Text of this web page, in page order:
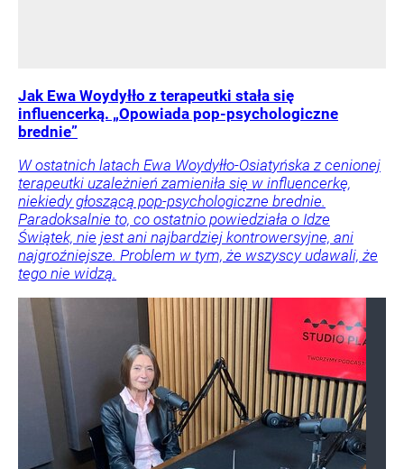
Jak Ewa Woydyłło z terapeutki stała się
influencerką. „Opowiada pop-psychologiczne
brednie”
W ostatnich latach Ewa Woydyłło-Osiatyńska z cenionej
terapeutki uzależnień zamieniła się w influencerkę,
niekiedy głoszącą pop-psychologiczne brednie.
Paradoksalnie to, co ostatnio powiedziała o Idze
Świątek, nie jest ani najbardziej kontrowersyjne, ani
najgroźniejsze. Problem w tym, że wszyscy udawali, że
tego nie widzą.